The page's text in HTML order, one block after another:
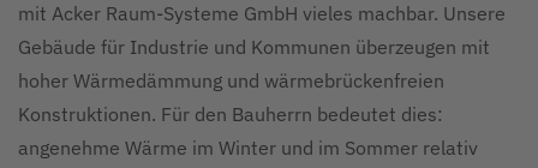
mit Acker Raum-Systeme GmbH vieles machbar. Unsere
Gebäude für Industrie und Kommunen überzeugen mit
hoher Wärmedämmung und wärmebrückenfreien
Konstruktionen. Für den Bauherrn bedeutet dies:
angenehme Wärme im Winter und im Sommer relativ